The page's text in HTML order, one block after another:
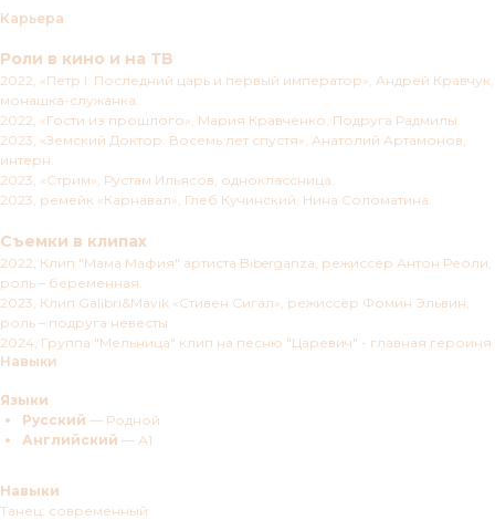
Карьера
Роли в кино и на ТВ
2022, «Петр I: Последний царь и первый император», Андрей Кравчук,
монашка-служанка.
2022, «Гости из прошлого», Мария Кравченко, Подруга Радмилы.
2023, «Земский Доктор. Восемь лет спустя», Анатолий Артамонов,
интерн.
2023, «Стрим», Рустам Ильясов, одноклассница.
2023, ремейк «Карнавал», Глеб Кучинский, Нина Соломатина.
Съемки в клипах
2022, Клип "Мама Мафия" артиста Biberganza, режиссёр Антон Реоли,
роль – беременная.
2023, Клип Galibri&Mavik «Стивен Сигал», режиссёр Фомин Эльвин,
роль – подруга невесты
2024, Группа "Мельница" клип на песню "Царевич" - главная героиня
Навыки
Языки
Русский — Родной
Английский — А1
Навыки
Танец: современный